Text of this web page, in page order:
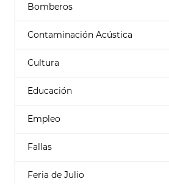
Bomberos
Contaminación Acústica
Cultura
Educación
Empleo
Fallas
Feria de Julio